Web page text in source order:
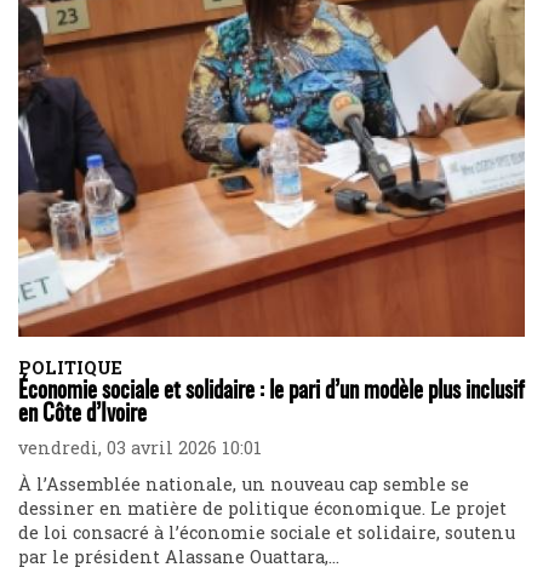
POLITIQUE
Économie sociale et solidaire : le pari d’un modèle plus inclusif
en Côte d’Ivoire
vendredi, 03 avril 2026 10:01
À l’Assemblée nationale, un nouveau cap semble se
dessiner en matière de politique économique. Le projet
de loi consacré à l’économie sociale et solidaire, soutenu
par le président Alassane Ouattara,...